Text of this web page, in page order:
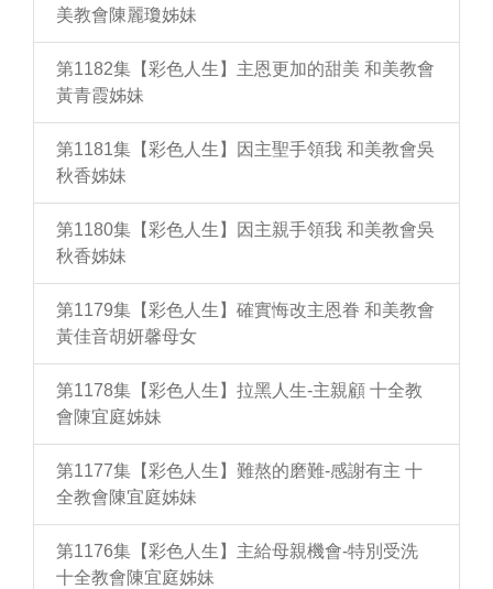
美教會陳麗瓊姊妹
第1182集【彩色人生】主恩更加的甜美 和美教會
黃青霞姊妹
第1181集【彩色人生】因主聖手領我 和美教會吳
秋香姊妹
第1180集【彩色人生】因主親手領我 和美教會吳
秋香姊妹
第1179集【彩色人生】確實悔改主恩眷 和美教會
黃佳音胡妍馨母女
第1178集【彩色人生】拉黑人生-主親顧 十全教
會陳宜庭姊妹
第1177集【彩色人生】難熬的磨難-感謝有主 十
全教會陳宜庭姊妹
第1176集【彩色人生】主給母親機會-特別受洗
十全教會陳宜庭姊妹